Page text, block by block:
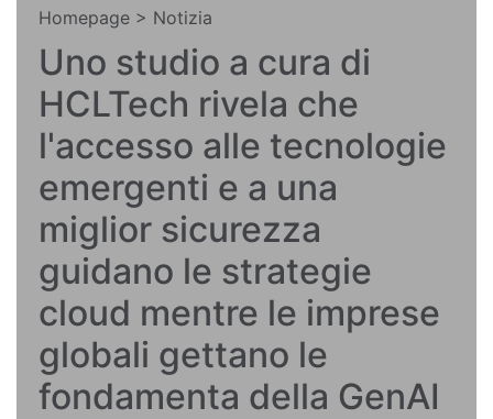
Homepage > Notizia
Uno studio a cura di
HCLTech rivela che
l'accesso alle tecnologie
emergenti e a una
miglior sicurezza
guidano le strategie
cloud mentre le imprese
globali gettano le
fondamenta della GenAI